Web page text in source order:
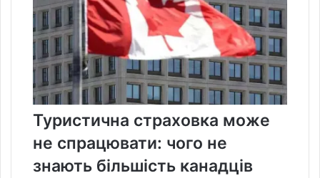
Туристична страховка може
не спрацювати: чого не
знають більшість канадців